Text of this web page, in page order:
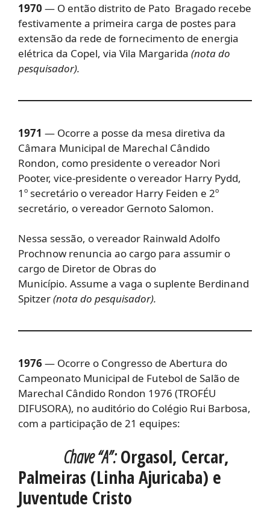
1970 — O então distrito de Pato Bragado recebe
festivamente a primeira carga de postes para
extensão da rede de fornecimento de energia
elétrica da Copel, via Vila Margarida (nota do
pesquisador).
1971 — Ocorre a posse da mesa diretiva da
Câmara Municipal de Marechal Cândido
Rondon, como presidente o vereador Nori
Pooter, vice-presidente o vereador Harry Pydd,
1º secretário o vereador Harry Feiden e 2º
secretário, o vereador Gernoto Salomon.
Nessa sessão, o vereador Rainwald Adolfo
Prochnow renuncia ao cargo para assumir o
cargo de Diretor de Obras do
Município. Assume a vaga o suplente Berdinand
Spitzer(nota do pesquisador).
1976— Ocorre o Congresso de Abertura do
Campeonato Municipal de Futebol de Salão de
Marechal Cândido Rondon 1976 (TROFÉU
DIFUSORA), no auditório do Colégio Rui Barbosa,
com a participação de 21 equipes:
Chave “A”:Orgasol, Cercar,
Palmeiras (Linha Ajuricaba) e
Juventude Cristo